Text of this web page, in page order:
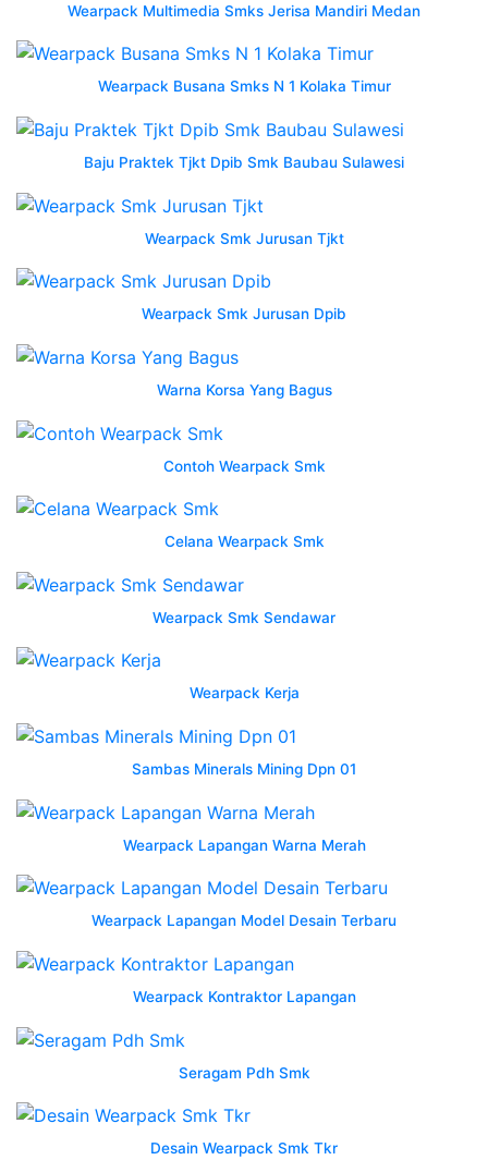
Wearpack
Smk
Batam
Wearpack
Smk
Karawang
fungsi
untuk
wearpack
Wearpack
jurusan
tkj
warna
ungu
untuk
kinerja
maksimal
konveksi
wearpack
kerja
Wearpack Multimedia Smks Jerisa Mandiri Medan
Wearpack Busana Smks N 1 Kolaka Timur
Baju Praktek Tjkt Dpib Smk Baubau Sulawesi
Wearpack Smk Jurusan Tjkt
Wearpack Smk Jurusan Dpib
Warna Korsa Yang Bagus
Contoh Wearpack Smk
Celana Wearpack Smk
Wearpack Smk Sendawar
Wearpack Kerja
Sambas Minerals Mining Dpn 01
Wearpack Lapangan Warna Merah
Wearpack Lapangan Model Desain Terbaru
Wearpack Kontraktor Lapangan
Seragam Pdh Smk
Desain Wearpack Smk Tkr